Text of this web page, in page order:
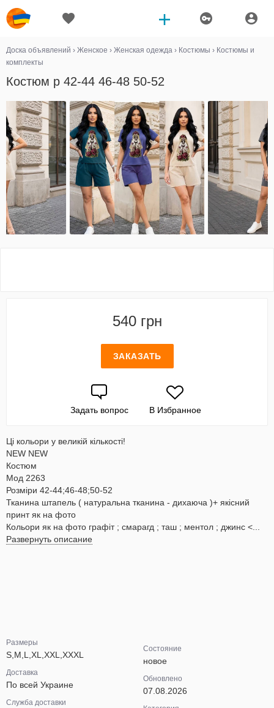
Доска объявлений › Женское › Женская одежда › Костюмы › Костюмы и
комплекты
Костюм р 42-44 46-48 50-52
540 грн
ЗАКАЗАТЬ
Задать вопрос В Избранное
Ці кольори у великій кількості!
NEW NEW
Костюм
Мод 2263
Розміри 42-44;46-48;50-52
Тканина штапель ( натуральна тканина - дихаюча )+ якісний
принт як на фото
Кольори як на фото графіт ; смарагд ; таш ; ментол ; джинс <...
Развернуть описание
Размеры
S,M,L,XL,XXL,XXXL
Доставка
По всей Украине
Служба доставки
Состояние
новое
Обновлено
07.08.2026